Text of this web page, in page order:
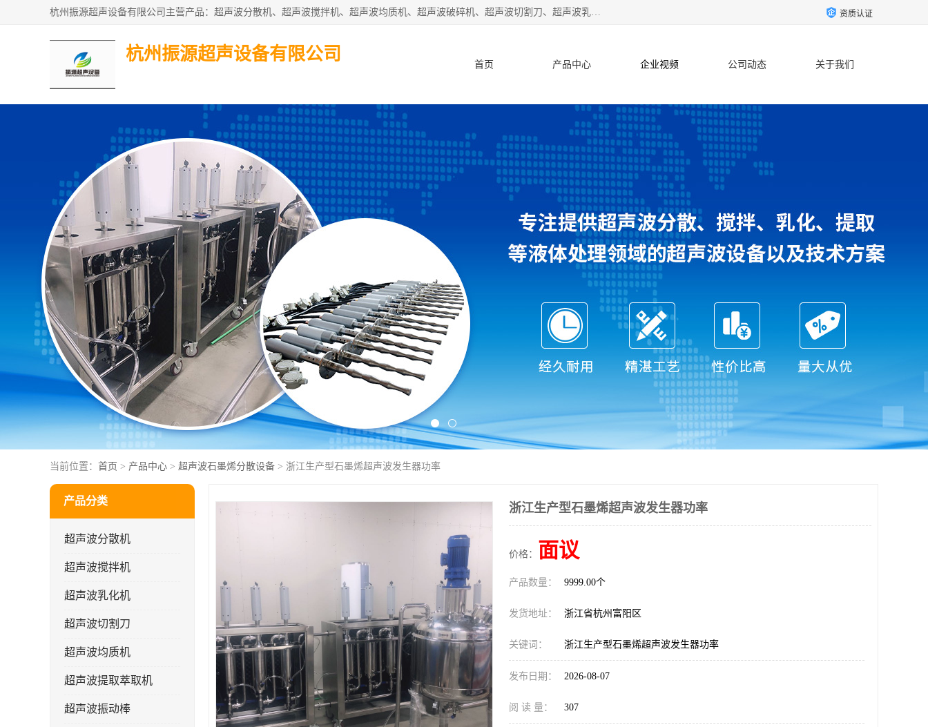
杭州振源超声设备有限公司主营产品：超声波分散机、超声波搅拌机、超声波均质机、超声波破碎机、超声波切割刀、超声波乳化机、超声波提取机、超声波振动棒等设备。秉承诚信经营、品质至上的服务宗旨，与多家企业建立了长期的合作关系。公司坚持以质量赢市场，以服务赢客户，始终以客户利益为中心。 资质认证
杭州振源超声设备有限公司
首页 产品中心 企业视频 公司动态 关于我们
当前位置： 首页 > 产品中心 > 超声波石墨烯分散设备 > 浙江生产型石墨烯超声波发生器功率
产品分类
超声波分散机
超声波搅拌机
超声波乳化机
超声波切割刀
超声波均质机
超声波提取萃取机
超声波振动棒
浙江生产型石墨烯超声波发生器功率
价格： 面议
产品数量： 9999.00个
发货地址： 浙江省杭州富阳区
关键词： 浙江生产型石墨烯超声波发生器功率
发布日期： 2026-08-07
阅 读 量： 307